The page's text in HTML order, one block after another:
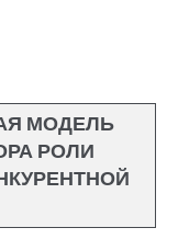
МОДЕЛЬ
РОЛИ